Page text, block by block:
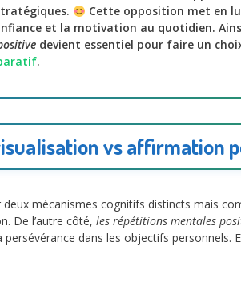
Cette opposition met en
et la motivation au quotidien.
devient essentiel pour faire un
.
vs affirmation
mécanismes cognitifs distincts mais
De l’autre côté, les répétitions mentales
dans les objectifs personnels.